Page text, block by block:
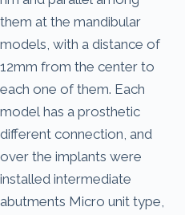
them at the mandibular
models, with a distance of
12mm from the center to
each one of them. Each
model has a prosthetic
different connection, and
over the implants were
installed intermediate
abutments Micro unit type,